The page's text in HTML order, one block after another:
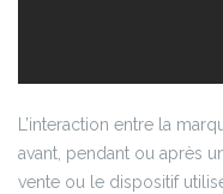
L’interaction entre la
avant, pendant ou après
vente ou le dispositif